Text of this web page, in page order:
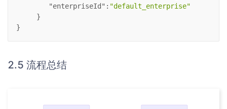
"enterpriseId" : "default_enterprise"
     }
}
2.5 流程总结